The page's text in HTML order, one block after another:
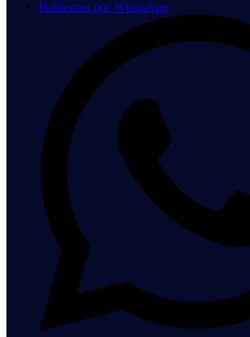
Hablemos por WhatsApp